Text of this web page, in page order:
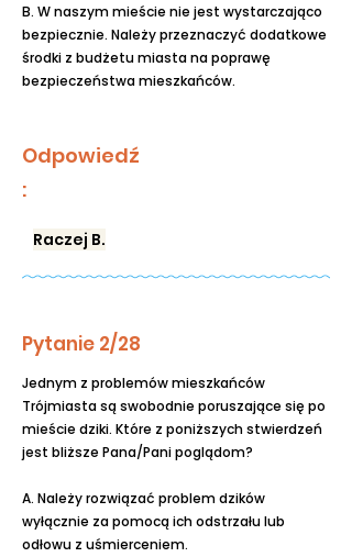
B. W naszym mieście nie jest wystarczająco
bezpiecznie. Należy przeznaczyć dodatkowe
środki z budżetu miasta na poprawę
bezpieczeństwa mieszkańców.
Odpowiedź
:
Raczej B.
Pytanie 2/28
Jednym z problemów mieszkańców
Trójmiasta są swobodnie poruszające się po
mieście dziki. Które z poniższych stwierdzeń
jest bliższe Pana/Pani poglądom?
A. Należy rozwiązać problem dzików
wyłącznie za pomocą ich odstrzału lub
odłowu z uśmierceniem.